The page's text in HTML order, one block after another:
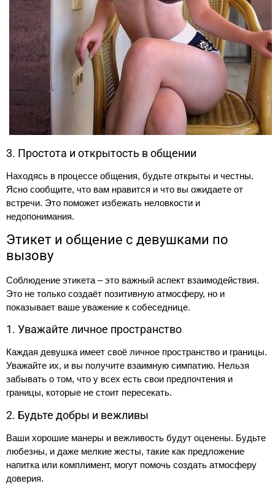
3. Простота и открытость в общении
Находясь в процессе общения, будьте открыты и честны.
Ясно сообщите, что вам нравится и что вы ожидаете от
встречи. Это поможет избежать неловкости и
недопонимания.
Этикет и общение с девушками по
вызову
Соблюдение этикета – это важный аспект взаимодействия.
Это не только создаёт позитивную атмосферу, но и
показывает ваше уважение к собеседнице.
1. Уважайте личное пространство
Каждая девушка имеет своё личное пространство и границы.
Уважайте их, и вы получите взаимную симпатию. Нельзя
забывать о том, что у всех есть свои предпочтения и
границы, которые не стоит пересекать.
2. Будьте добры и вежливы
Ваши хорошие манеры и вежливость будут оценены. Будьте
любезны, и даже мелкие жесты, такие как предложение
напитка или комплимент, могут помочь создать атмосферу
доверия.